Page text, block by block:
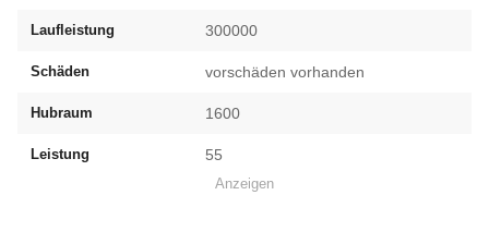
Laufleistung 300000
Schäden vorschäden vorhanden
Hubraum 1600
Leistung 55
Anzeigen